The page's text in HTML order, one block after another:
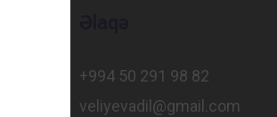
+994 50 291 98 82
veliyevadil@gmail.com